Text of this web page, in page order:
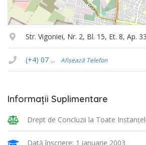
Str. Vigoniei, Nr. 2, Bl. 15, Et. 8, Ap.
(+4) 07 ... Afișează Telefon
Informații Suplimentare
Drept de Concluzii la Toate
Dată înscriere: 1 ianuarie 2003